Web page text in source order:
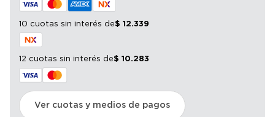
10 cuotas sin interés de$ 12.339
12 cuotas sin interés de$ 10.283
Ver cuotas y medios de pagos